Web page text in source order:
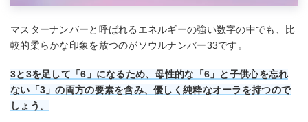
マスターナンバーと呼ばれるエネルギーの強い数字の中でも、比
較的柔らかな印象を放つのがソウルナンバー33です。
3と3を足して「6」になるため、母性的な「6」と子供心を忘れ
ない「3」の両方の要素を含み、優しく純粋なオーラを持つので
しょう。